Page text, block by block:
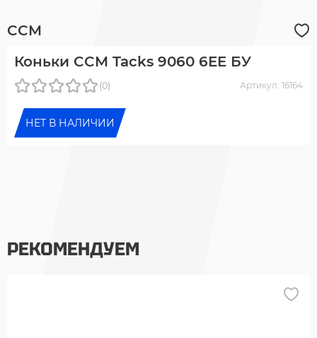
CCM
Коньки CCM Tacks 9060 6EE БУ
(0) Артикул: 16164
НЕТ В НАЛИЧИИ
РЕКОМЕНДУЕМ